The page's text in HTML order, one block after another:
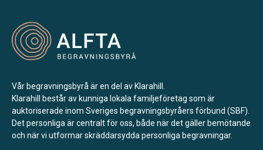
Vår begravningsbyrå är en del av Klarahill.
Klarahill består av kunniga lokala familjeföretag som är
auktoriserade inom Sveriges begravningsbyråers förbund (SBF).
Det personliga är centralt för oss, både när det gäller bemötande
och när vi utformar skräddarsydda personliga begravningar.